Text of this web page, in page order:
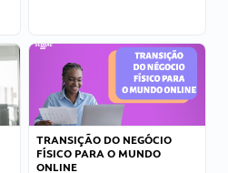
TRANSIÇÃO DO NEGÓCIO
FÍSICO PARA O MUNDO
ONLINE